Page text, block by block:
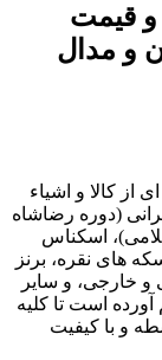
و قیمت
و مدال
از کالا و اشیاء
(دوره رضاشاه
اسکناس
های نقره، برنز
و خارجی، و سایر
است تا کلیه
و با کیفیت